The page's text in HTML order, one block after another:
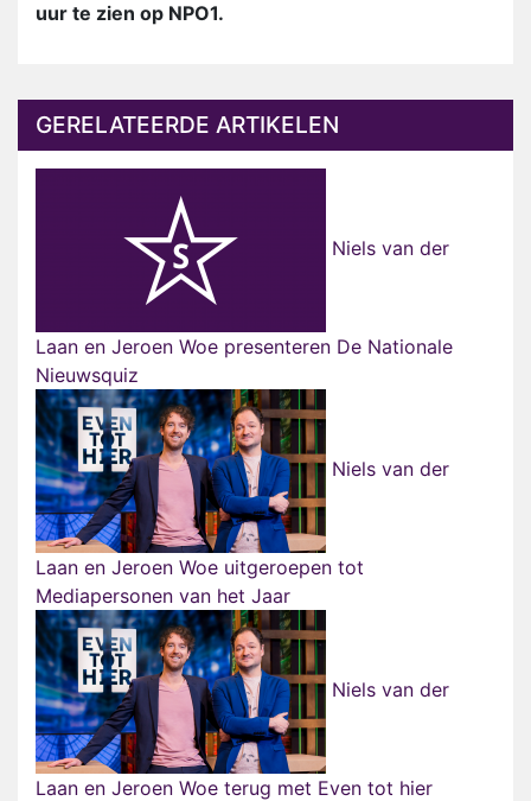
uur te zien op NPO1.
GERELATEERDE ARTIKELEN
Niels van der
Laan en Jeroen Woe presenteren De Nationale
Nieuwsquiz
Niels van der
Laan en Jeroen Woe uitgeroepen tot
Mediapersonen van het Jaar
Niels van der
Laan en Jeroen Woe terug met Even tot hier